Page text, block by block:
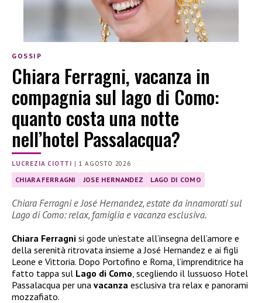
GOSSIP
Chiara Ferragni, vacanza in
compagnia sul lago di Como:
quanto costa una notte
nell’hotel Passalacqua?
LUCREZIA CIOTTI | 1 AGOSTO 2026
CHIARA FERRAGNI JOSE HERNANDEZ LAGO DI COMO
Chiara Ferragni e José Hernandez, estate da innamorati sul
Lago di Como: relax, famiglia e vacanza esclusiva.
Chiara Ferragni si gode un’estate all’insegna dell’amore e
della serenità ritrovata insieme a José Hernandez e ai figli
Leone e Vittoria. Dopo Portofino e Roma, l’imprenditrice ha
fatto tappa sul Lago di Como , scegliendo il lussuoso Hotel
Passalacqua per una vacanza esclusiva tra relax e panorami
mozzafiato.